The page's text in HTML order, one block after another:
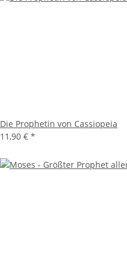
Die Prophetin von Cassiopeia
11,90 € *